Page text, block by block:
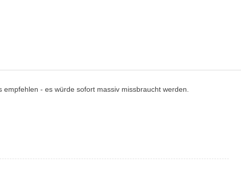
- es würde sofort massiv missbraucht werden.